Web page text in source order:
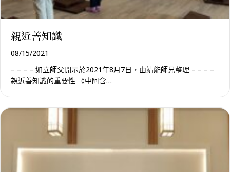
親近善知識
08/15/2021
– – – – 如立師父開示於2021年8月7日，由靖能師兄整理 – – – –
親近善知識的重要性 《中阿含…